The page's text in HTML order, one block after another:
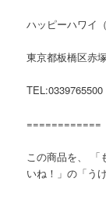
ハッピーハワイ
東京都板橋区赤
TEL:0339765500
============
この商品を、
いね！」の「う